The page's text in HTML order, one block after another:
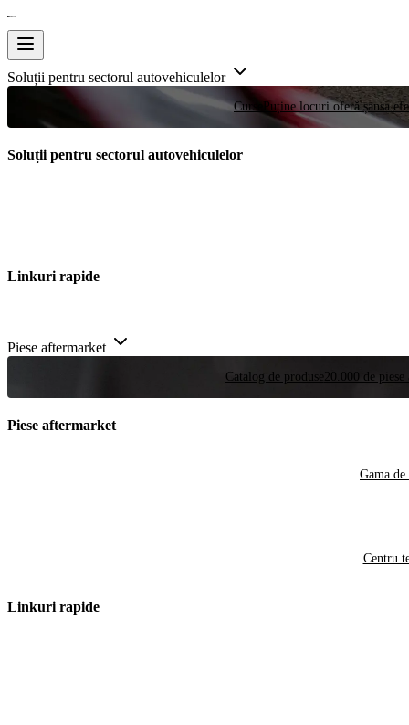
Soluții pentru sectorul autovehiculelor
Curse Puține locuri oferă șansa
Soluții pentru sectorul autovehiculelor
Linkuri rapide
Piese aftermarket
Catalog de produse 20.000 de
Piese aftermarket
Gama de
Centru
Linkuri rapide